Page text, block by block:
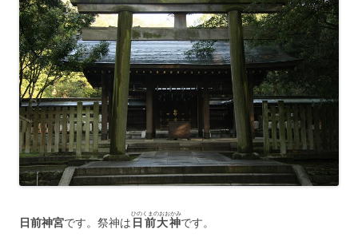
日前神宮です。祭神は 日前大神
ひのくまのおおかみ
です。